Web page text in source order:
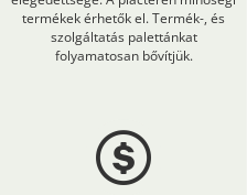
termékek érhetők el. Termék-, és
szolgáltatás palettánkat
folyamatosan bővítjük.